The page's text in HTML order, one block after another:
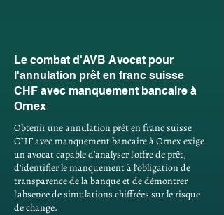
Le combat d'AVB Avocat pour
l'annulation prêt en franc suisse
CHF avec manquement bancaire à
Ornex
Obtenir une annulation prêt en franc suisse
CHF avec manquement bancaire à Ornex exige
un avocat capable d'analyser l'offre de prêt,
d'identifier le manquement à l'obligation de
transparence de la banque et de démontrer
l'absence de simulations chiffrées sur le risque
de change.